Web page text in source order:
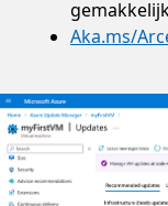
Aka.ms/